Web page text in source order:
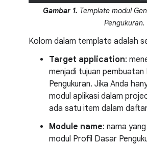
Gambar 1. Template modul
Pengukuran.
Kolom dalam template adalah
Target application:
menjadi tujuan
Pengukuran. Jika Anda
modul aplikasi dalam
ada satu item dalam
Module name: nama
modul Profil Dasar